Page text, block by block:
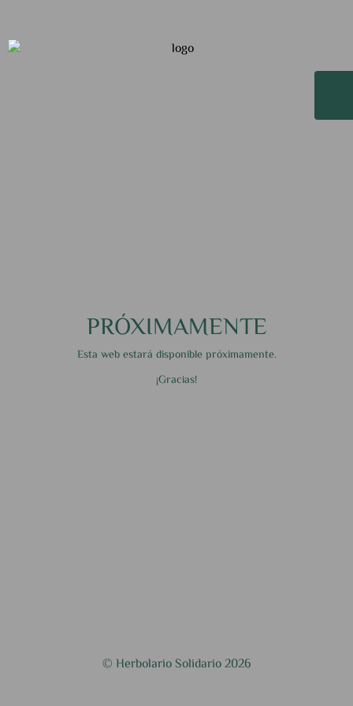
PRÓXIMAMENTE
Esta web estará disponible próximamente.
¡Gracias!
© Herbolario Solidario 2026